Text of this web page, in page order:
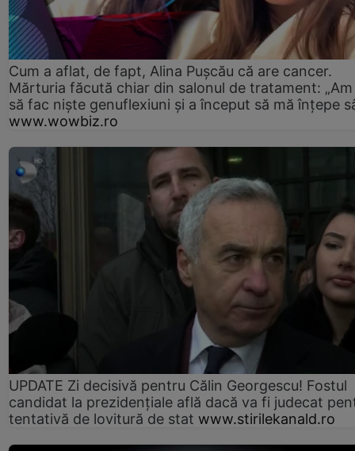
Cum a aflat, de fapt, Alina Pușcău că are cancer.
Mărturia făcută chiar din salonul de tratament:
să fac niște genuflexiuni și a început să mă înțepe
www.wowbiz.ro
UPDATE Zi decisivă pentru Călin Georgescu! Fostul
candidat la prezidențiale află dacă va fi judecat
tentativă de lovitură de stat www.stirilekanald.ro